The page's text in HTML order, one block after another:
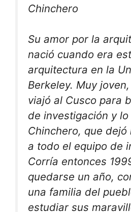
Chinchero
Su amor por la
nació cuando era
arquitectura en la
Berkeley. Muy
viajó al Cusco para
de investigación y
Chinchero, que dejó
a todo el equipo de
Corría entonces
quedarse un año,
una familia del
estudiar sus